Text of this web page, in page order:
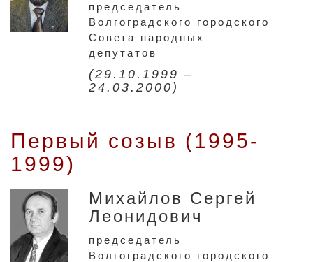
председатель
Волгоградского городского
Совета народных
депутатов
(29.10.1999 –
24.03.2000)
Первый созыв (1995-
1999)
Михайлов Сергей
Леонидович
председатель
Волгоградского городского